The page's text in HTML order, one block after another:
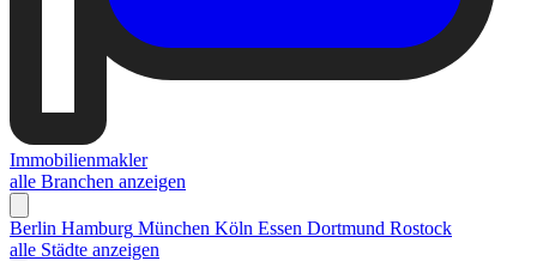
Immobilienmakler
alle Branchen anzeigen
Berlin Hamburg München Köln Essen Dortmund Rostock
alle Städte anzeigen